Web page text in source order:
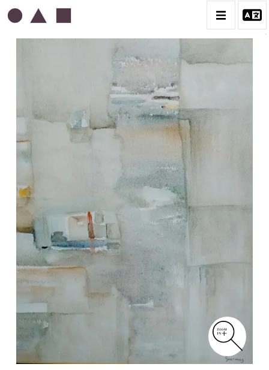
ABDELKADER GUERMAZ
BIOGRAPHIE
LA PRESSE AU SUJET DE GUERMAZ
TÉMOIGNAGES AU SUJET DE GUERMAZ
CATALOGUE DES OEUVRES
A – RÉALITÉ POÉTIQUE – 1940-1960
B – COMPOSITIONS ABSTRAITES – 1960-1968
C – SILENCE ET LUMIÈRE – 1968-1972
D – PAYSAGISME ABSTRAIT – 1970-1975
E – PAYSAGES SYMBOLIQUES – 1975-1996
DESSINS – GRAVURES – GOUACHES – AQUARELLES
CONTACT